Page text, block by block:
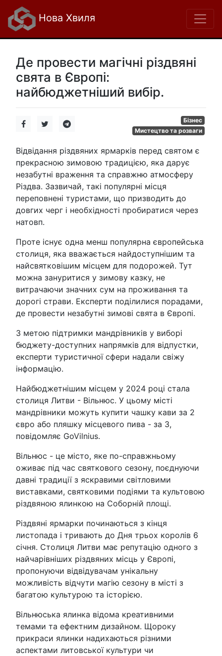
Нова Хвиля
Де провести магічні різдвяні
свята в Європі:
найбюджетніший вибір.
Бізнес
Мистецтво та розваги
Відвідання різдвяних ярмарків перед святом є
прекрасною зимовою традицією, яка дарує
незабутні враження та справжню атмосферу
Різдва. Зазвичай, такі популярні місця
переповнені туристами, що призводить до
довгих черг і необхідності пробиратися через
натовп.
Проте існує одна менш популярна європейська
столиця, яка вважається найдоступнішим та
найсвятковішим місцем для подорожей. Тут
можна зануритися у зимову казку, не
витрачаючи значних сум на проживання та
дорогі страви. Експерти поділилися порадами,
де провести незабутні зимові свята в Європі.
З метою підтримки мандрівників у виборі
бюджету-доступних напрямків для відпустки,
експерти туристичної сфери надали свіжу
інформацію.
Найбюджетнішим місцем у 2024 році стала
столиця Литви - Вільнюс. У цьому місті
мандрівники можуть купити чашку кави за 2
євро або пляшку місцевого пива - за 3,
повідомляє GoVilnius.
Вільнюс - це місто, яке по-справжньому
оживає під час святкового сезону, поєднуючи
давні традиції з яскравими світловими
виставками, святковими подіями та культовою
різдвяною ялинкою на Соборній площі.
Різдвяні ярмарки починаються з кінця
листопада і тривають до Дня трьох королів 6
січня. Столиця Литви має репутацію одного з
найчарівніших різдвяних місць у Європі,
пропонуючи відвідувачам унікальну
можливість відчути магію сезону в місті з
багатою культурою та історією.
Вільнюська ялинка відома креативними
темами та ефектним дизайном. Щороку
прикраси ялинки надихаються різними
аспектами литовської культури чи